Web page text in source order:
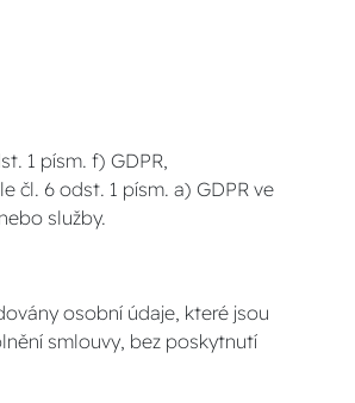
1 písm. f) GDPR,
čl. 6 odst. 1 písm. a) GDPR ve
služby.
osobní údaje, které jsou
smlouvy, bez poskytnutí